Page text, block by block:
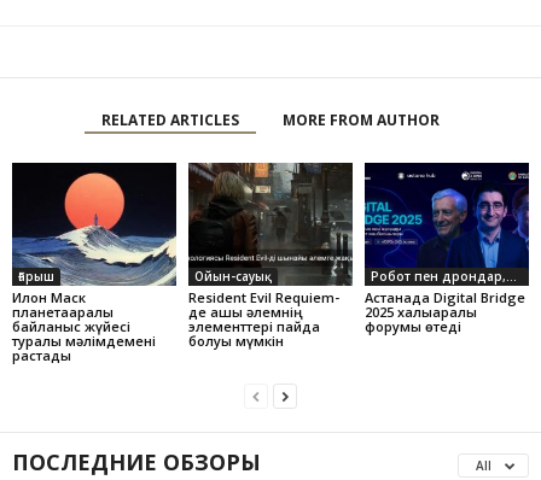
RELATED ARTICLES MORE FROM AUTHOR
Ғарыш
Илон Маск
планетааралық
байланыс жүйесі
туралы мәлімдемені
растады
Ойын-сауық
Resident Evil Requiem-
де ашық әлемнің
элементтері пайда
болуы мүмкін
Астанада Digital Bridge
2025 халықаралық
форумы өтеді
ПОСЛЕДНИЕ ОБЗОРЫ All